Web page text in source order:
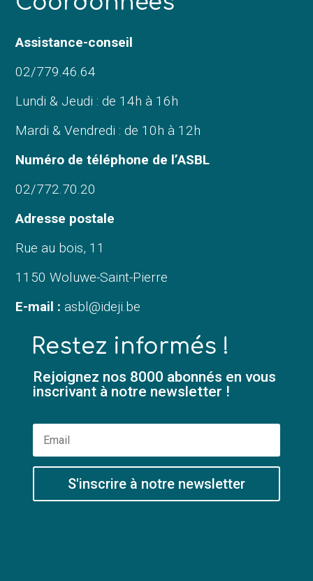
Assistance-conseil
02/779.46.64
Lundi & Jeudi : de 14h à 16h
Mardi & Vendredi : de 10h à 12h
Numéro de téléphone de l’ASBL
02/772.70.20
Adresse postale
Rue au bois, 11
1150 Woluwe-Saint-Pierre
E-mail : asbl@ideji.be
Restez informés !
Rejoignez nos 8000 abonnés en vous
inscrivant à notre newsletter !
S'inscrire à notre newsletter